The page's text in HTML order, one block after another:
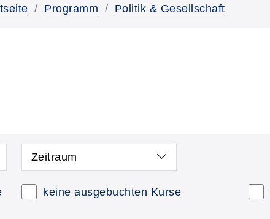
Programm Politik & Gesellschaft
Zeitraum
keine ausgebuchten Kurse